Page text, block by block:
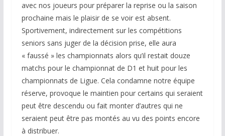
avec nos joueurs pour préparer la reprise ou la saison
prochaine mais le plaisir de se voir est absent.
Sportivement, indirectement sur les compétitions
seniors sans juger de la décision prise, elle aura
« faussé » les championnats alors qu’il restait douze
matchs pour le championnat de D1 et huit pour les
championnats de Ligue. Cela condamne notre équipe
réserve, provoque le maintien pour certains qui seraient
peut être descendu ou fait monter d’autres qui ne
seraient peut être pas montés au vu des points encore
à distribuer.